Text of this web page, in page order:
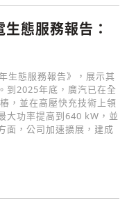
態服務報告：
生態服務報告》，展示其
到2025年底，廣汽已在全
，並在高壓快充技術上領
大功率提高到640 kW，並
面，公司加速擴展，建成